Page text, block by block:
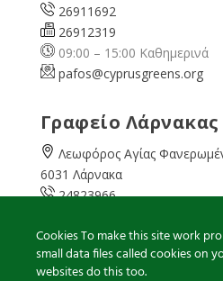
26911692
26912319
09:00 – 15:00 Καθημερινά
pafos@cyprusgreens.org
Γραφείο Λάρνακας
Λεωφόρος Αγίας
6031 Λάρνακα
24823966
08:00 – 16:00 Καθημερινά
larnaka@cyprusgreens.org
Cookies To make this site work
small data files called cookies on
websites do this too.